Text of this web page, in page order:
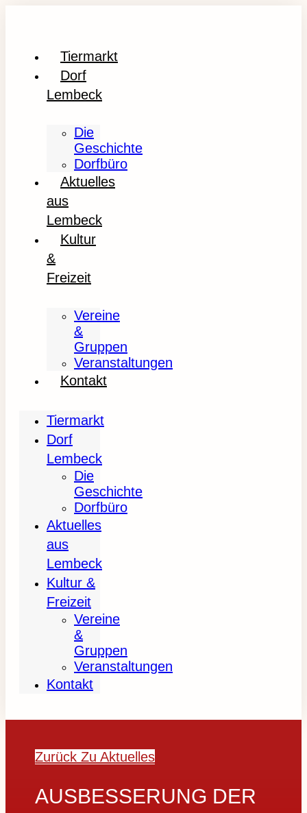
Tiermarkt
Dorf
Lembeck
Die
Geschichte
Dorfbüro
Aktuelles
aus
Lembeck
Kultur
&
Freizeit
Vereine
&
Gruppen
Veranstaltungen
Kontakt
Tiermarkt
Dorf
Lembeck
Die
Geschichte
Dorfbüro
Aktuelles
aus
Lembeck
Kultur &
Freizeit
Vereine
&
Gruppen
Veranstaltungen
Kontakt
Zurück Zu Aktuelles
AUSBESSERUNG DER